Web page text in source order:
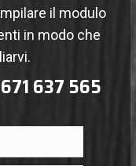
il modulo
in modo che
637 565